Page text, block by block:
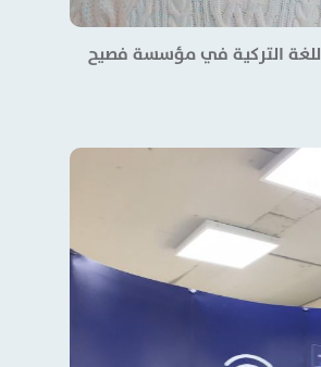
التركية في مؤسسة فصيح